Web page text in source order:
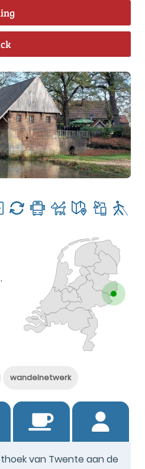
wandelnetwerk
van Twente aan de